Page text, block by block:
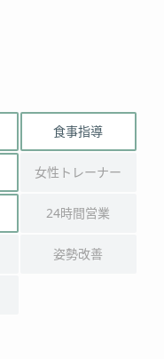
食事指導
女性トレーナー
24時間営業
姿勢改善